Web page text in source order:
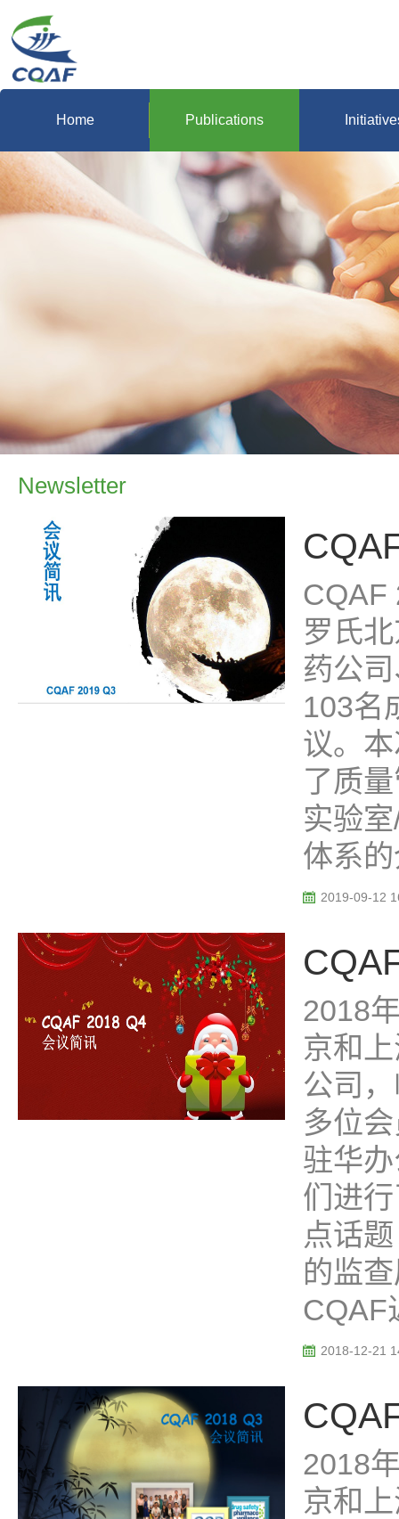
Home Publications
Newsletter
CQAF
罗氏
药公
103名
议。
了质
实验
体系
2019-09-12
2018
京和
公司
多位
驻华
们进
点话
的监
CQAF
2018-12-21
2018
京和